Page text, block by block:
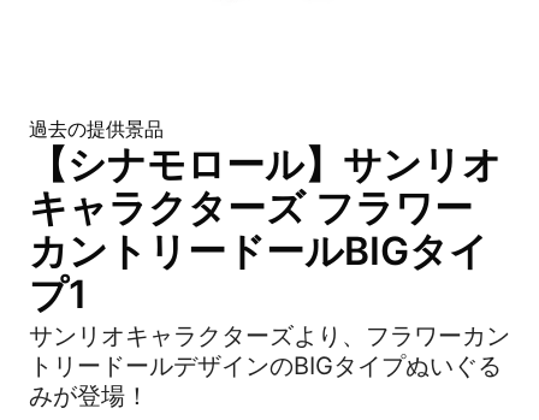
過去の提供景品
【シナモロール】サンリオ
キャラクターズ フラワー
カントリードールBIGタイ
プ1
サンリオキャラクターズより、フラワーカン
トリードールデザインのBIGタイプぬいぐる
みが登場！